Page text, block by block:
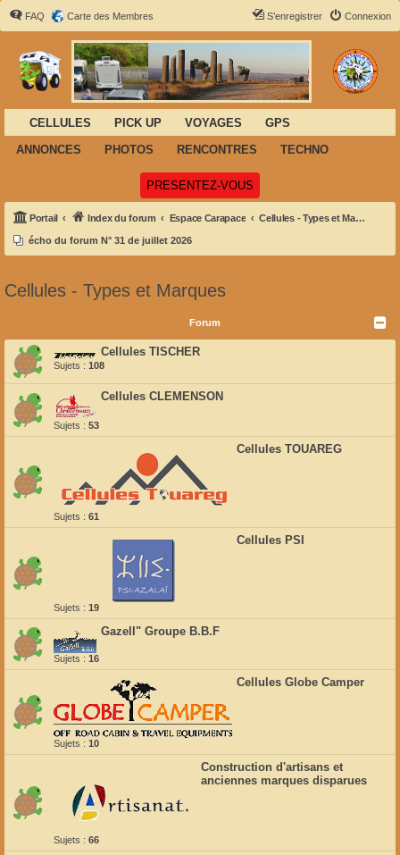
FAQ Carte des Membres Connexion
S’enregistrer
CELLULES PICK UP VOYAGES
GPS
ANNONCES
PHOTOS RENCONTRES TECHNO
PRESENTEZ-VOUS
Portail Index du forum Espace Carapace Cellules - Types et Marques
écho du forum N° 31 de juillet 2026
Cellules - Types et Marques
Forum
Cellules TISCHER
Sujets : 108
Cellules CLEMENSON
Sujets : 53
Cellules TOUAREG
Sujets : 61
Cellules PSI
Sujets : 19
Gazell" Groupe B.B.F
Sujets : 16
Cellules Globe Camper
Sujets : 10
Construction d'artisans et
anciennes marques disparues
Sujets : 66